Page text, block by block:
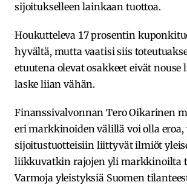
sijoitukselleen lainkaan tuottoa.
Houkutteleva 17 prosentin
hyvältä, mutta vaatisi siis
etuutena olevat osakkeet eivät nouse
laske liian vähän.
Finanssivalvonnan Tero Oikarinen
eri markkinoiden välillä voi olla eroa,
sijoitustuotteisiin liittyvät ilmiöt
liikkuvatkin rajojen yli markkinoilta
Varmoja yleistyksiä Suomen